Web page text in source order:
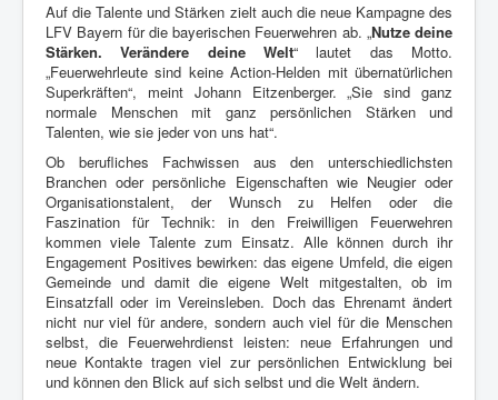
Auf die Talente und Stärken zielt auch die neue Kampagne des
LFV Bayern für die bayerischen Feuerwehren ab. „Nutze deine
Stärken. Verändere deine Welt“ lautet das Motto.
„Feuerwehrleute sind keine Action-Helden mit übernatürlichen
Superkräften“, meint Johann Eitzenberger. „Sie sind ganz
normale Menschen mit ganz persönlichen Stärken und
Talenten, wie sie jeder von uns hat“.
Ob berufliches Fachwissen aus den unterschiedlichsten
Branchen oder persönliche Eigenschaften wie Neugier oder
Organisationstalent, der Wunsch zu Helfen oder die
Faszination für Technik: in den Freiwilligen Feuerwehren
kommen viele Talente zum Einsatz. Alle können durch ihr
Engagement Positives bewirken: das eigene Umfeld, die eigen
Gemeinde und damit die eigene Welt mitgestalten, ob im
Einsatzfall oder im Vereinsleben. Doch das Ehrenamt ändert
nicht nur viel für andere, sondern auch viel für die Menschen
selbst, die Feuerwehrdienst leisten: neue Erfahrungen und
neue Kontakte tragen viel zur persönlichen Entwicklung bei
und können den Blick auf sich selbst und die Welt ändern.